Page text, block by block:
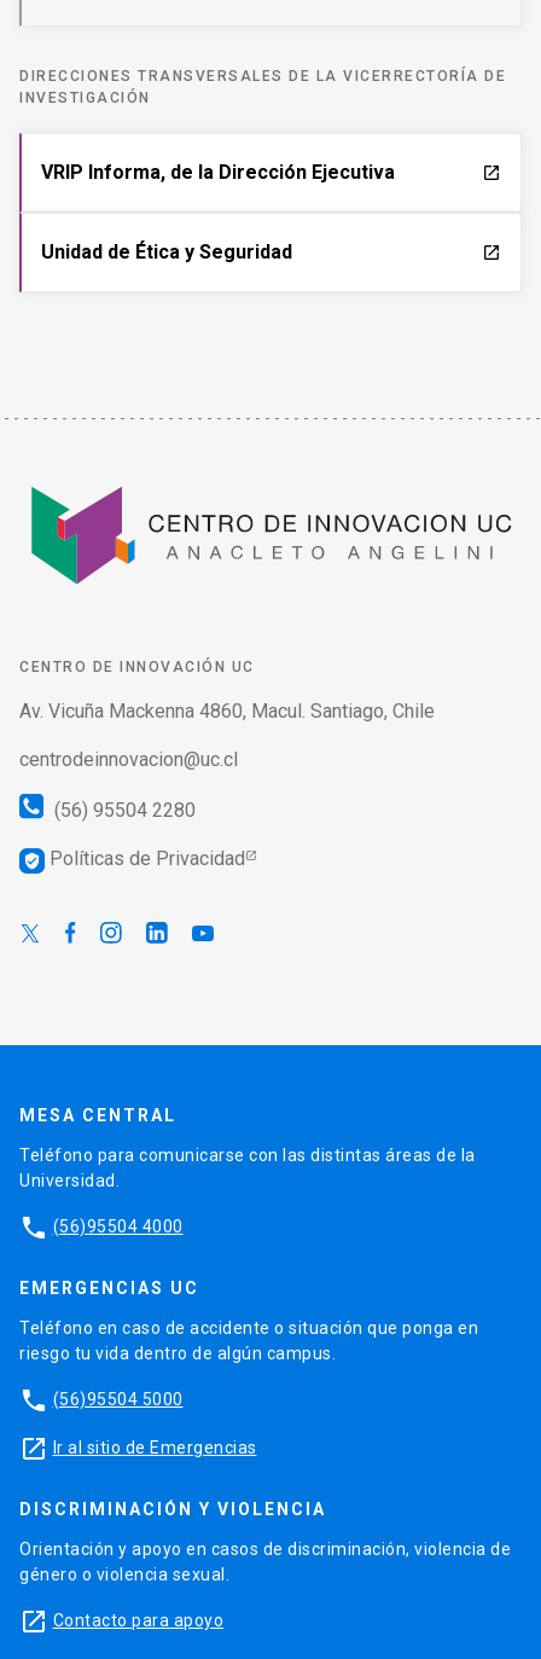
DIRECCIONES TRANSVERSALES DE LA VICERRECTORÍA DE
INVESTIGACIÓN
VRIP Informa, de la Dirección Ejecutiva launch
Unidad de Ética y Seguridad launch
CENTRO DE INNOVACIÓN UC
Av. Vicuña Mackenna 4860, Macul. Santiago, Chile
centrodeinnovacion@uc.cl
(56) 95504 2280
verified_user Políticas de Privacidad
MESA CENTRAL
Teléfono para comunicarse con las distintas áreas de la
Universidad.
phone (56)95504 4000
EMERGENCIAS UC
Teléfono en caso de accidente o situación que ponga en
riesgo tu vida dentro de algún campus.
phone (56)95504 5000
launch Ir al sitio de Emergencias
DISCRIMINACIÓN Y VIOLENCIA
Orientación y apoyo en casos de discriminación, violencia de
género o violencia sexual.
launch Contacto para apoyo